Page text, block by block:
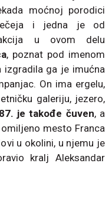
moćnoj porodici
i jedna je od
u ovom delu
, poznat pod imenom
izgradila ga je imućna
On ima ergelu,
galeriju, jezero,
je takođe čuven, a
mesto Franca
u okolini, u njemu je
kralj Aleksandar